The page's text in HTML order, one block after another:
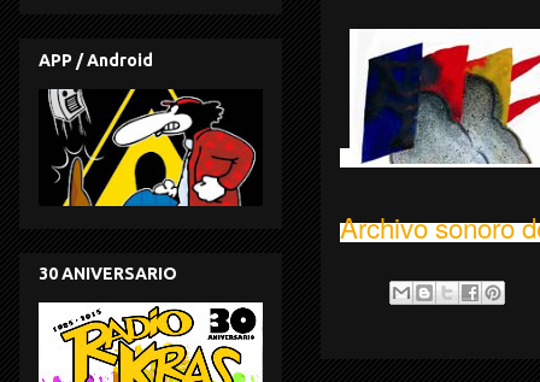
Archivo sonoro
APP / Android
30 ANIVERSARIO